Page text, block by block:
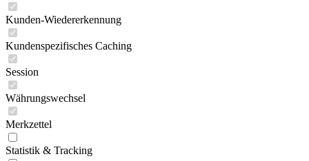
Kunden-Wiedererkennung
Kundenspezifisches Caching
Session
Währungswechsel
Merkzettel
Statistik & Tracking